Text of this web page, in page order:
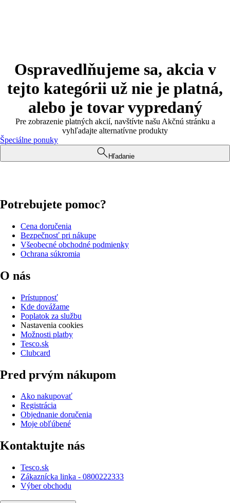
Ospravedlňujeme sa, akcia v
tejto kategórii už nie je platná,
alebo je tovar vypredaný
Pre zobrazenie platných akcií, navštívte našu Akčnú stránku a
vyhľadajte alternatívne produkty
Špeciálne ponuky
Hľadanie
Potrebujete pomoc?
Cena doručenia
Bezpečnosť pri nákupe
Všeobecné obchodné podmienky
Ochrana súkromia
O nás
Prístupnosť
Kde dovážame
Poplatok za službu
Nastavenia cookies
Možnosti platby
Tesco.sk
Clubcard
Pred prvým nákupom
Ako nakupovať
Registrácia
Objednanie doručenia
Moje obľúbené
Kontaktujte nás
Tesco.sk
Zákaznícka linka - 0800222333
Výber obchodu